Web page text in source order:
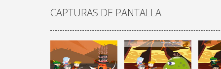
CAPTURAS DE PANTALLA